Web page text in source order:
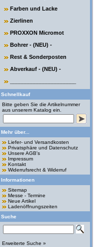
Farben und Lacke
Zierlinen
PROXXON Micromot
Bohrer - (NEU) -
Rest & Sonderposten
Abverkauf - (NEU) -
Schnellkauf
Bitte geben Sie die Artikelnummer
aus unserem Katalog ein.
Mehr über...
Liefer- und Versandkosten
Privatsphäre und Datenschutz
Unsere AGB's
Impressum
Kontakt
Widerrufsrecht & Widerruf
Informationen
Sitemap
Messe - Termine
Neue Artikel
Ladenöffnungszeiten
Suche
Erweiterte Suche »